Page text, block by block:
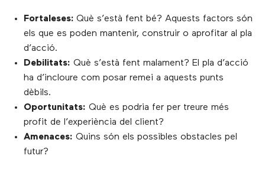
Fortaleses: Què s’està fent bé? Aquests factors són
els que es poden mantenir, construir o aprofitar al pla
d’acció.
Debilitats: Què s’està fent malament? El pla d’acció
ha d’incloure com posar remei a aquests punts
dèbils.
Oportunitats: Què es podria fer per treure més
profit de l’experiència del client?
Amenaces: Quins són els possibles obstacles pel
futur?